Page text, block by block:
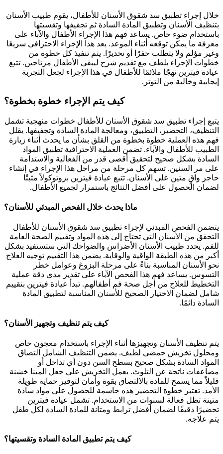
خلال إجراء تطبيق سد شقوق الأسنان للأطفال، يقوم طبيب الأسنان
بتنظيف الأسنان وتطبيق المادة السادة ثم تجفيفها وتقسيتها
باستخدام ضوء خاص. يساعد فهم هذا الإجراء الأطفال والآباء على
معرفة ما يمكن توقعه أثناء الموعد. يعد هذا الإجراء الاحترافي سريعًا
وغير مؤلم ولا يتطلب حفرًا أو تخديرًا. يتم تنفيذ كل خطوة من
خطوات الإجراء بلطف مع تقديم شرح ليبقى الأطفال مرتاحين. تتبع
عيادة فيترين نهجًا ملائمًا للأطفال في هذا الإجراء لجعل التجربة
إيجابية وخالية من التوتر.
كيف يتم الإجراء خطوة بخطوة؟
يتبع إجراء تطبيق سد شقوق الأسنان للأطفال خطوات منهجية تشمل
التنظيف، التحضير، التطبيق، ومعالجة المادة السادة وتجفيفها. يقلل
فهم هذه العملية خطوة بخطوة من القلق بشأن ما يحدث أثناء زيارة
الطبيب للأطفال والآباء. تضمن العملية الاحترافية تطبيق المواد
السادة بشكل صحيح لتحقيق أقصى قدر من الفعالية والاستدامة
على مر السنين. تسهم كل مرحلة من مراحل هذا الإجراء في إنشاء
حاجز واقٍ متين على الأسنان. تتبع عيادة فيترين بروتوكولاً مثبتًا
لضمان الحصول على أفضل النتائج باستمرار لجميع الأطفال.
ماذا يحدث خلال الفحص المبدئي للأسنان؟
يتضمن الفحص المبدئي لإجراء تطبيق سد شقوق الأسنان للأطفال
التحقق من الأسنان التي تحتاج إلى هذه المواد وتقييم الصحة العامة
للفم. يحدد طبيب الأسنان الأضراس والضواحك التي ستستفيد بشكل
أكبر من هذه الطبقة الواقية والوقاية. يضمن هذا التقييم توجيه العلاج
نحو الأسنان المناسبة بناءً على مرحلة البزوغ وعوامل خطر
التسوس. يساعد فهم هذا الفحص الآباء على تقدير مدى دقة عملية
التخطيط للعلاج من أجل صحة فم أطفالهم. تبدأ عيادة فيترين بتقييم
شامل لضمان الاختيار الصحيح للأسنان المناسبة لتطبيق المادة
السادة دائمًا.
كيف يتم تنظيف وتجهيز الأسنان؟
يتم تنظيف الأسنان وتجهيزها أثناء الإجراء باستخدام معجون خاص
ومحلول تخريش حمضي لطيف. يضمن التنظيف الشامل التصاق
المواد السادة بشكل صحيح بسطح السن دون أي تداخل أو
مضاعفات ناتجة عن التلوث. يعمل التخريش على جعل المينا خشنة
قليلاً مما يسمح للمادة بالالتصاق بقوة وأمان لتوفير حماية طويلة
الأمد. تعتبر خطوة التحضير هذه حاسمة للحصول على مواد سادة
متينة تظل فعالة لسنوات من الاستخدام. تشمل عيادة فيترين
تحضيرًا دقيقًا لضمان أفضل ترابط ومتانة للمادة السادة لكل طفل
يتم علاجه.
كيف يتم تطبيق المادة السادة وتقسيتها؟